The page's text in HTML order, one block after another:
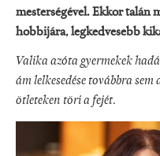
mesterségével. Ekkor talán
hobbijára, legkedvesebb
Valika azóta gyermekek
ám lelkesedése továbbra
ötleteken töri a fejét.